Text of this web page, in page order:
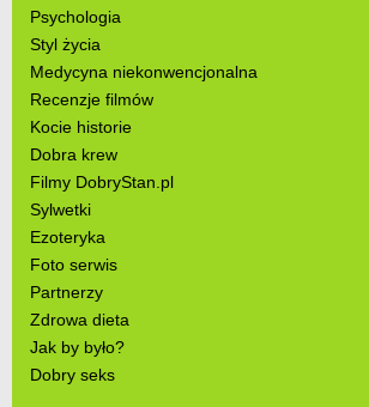
Psychologia
Styl życia
Medycyna niekonwencjonalna
Recenzje filmów
Kocie historie
Dobra krew
Filmy DobryStan.pl
Sylwetki
Ezoteryka
Foto serwis
Partnerzy
Zdrowa dieta
Jak by było?
Dobry seks